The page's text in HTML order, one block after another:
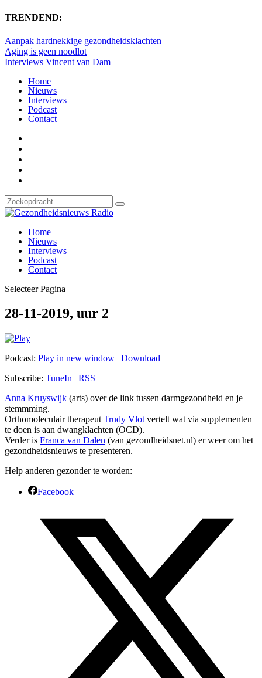
TRENDEND:
Aanpak hardnekkige gezondheidsklachten
Aging is geen noodlot
Interviews Vincent van Dam
Home
Nieuws
Interviews
Podcast
Contact
Home
Nieuws
Interviews
Podcast
Contact
Selecteer Pagina
28-11-2019, uur 2
Podcast: Play in new window | Download
Subscribe: TuneIn | RSS
Anna Kruyswijk (arts) over de link tussen darmgezondheid en je
stemmming.
Orthomoleculair therapeut Trudy Vlot vertelt wat via supplementen
te doen is aan dwangklachten (OCD).
Verder is Franca van Dalen (van gezondheidsnet.nl) er weer om het
gezondheidsnieuws te presenteren.
Help anderen gezonder te worden:
Facebook